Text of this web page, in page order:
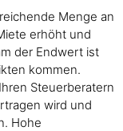
Menge an
erhöht und
der Endwert ist
kommen.
Steuerberatern
wird und
Hohe